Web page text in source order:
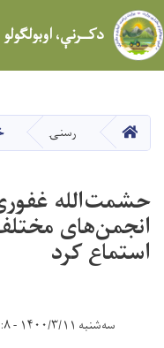
دکــرنې،
کور رسنۍ
حشمت‌الله
انجمن‌های
استماع کرد
سه‌شنبه ۱۴۰۰/۳/۱۱ - ۱۶:۸